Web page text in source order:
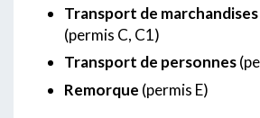
Transport de
(permis C, C1)
Transport de personnes
Remorque (permis E)